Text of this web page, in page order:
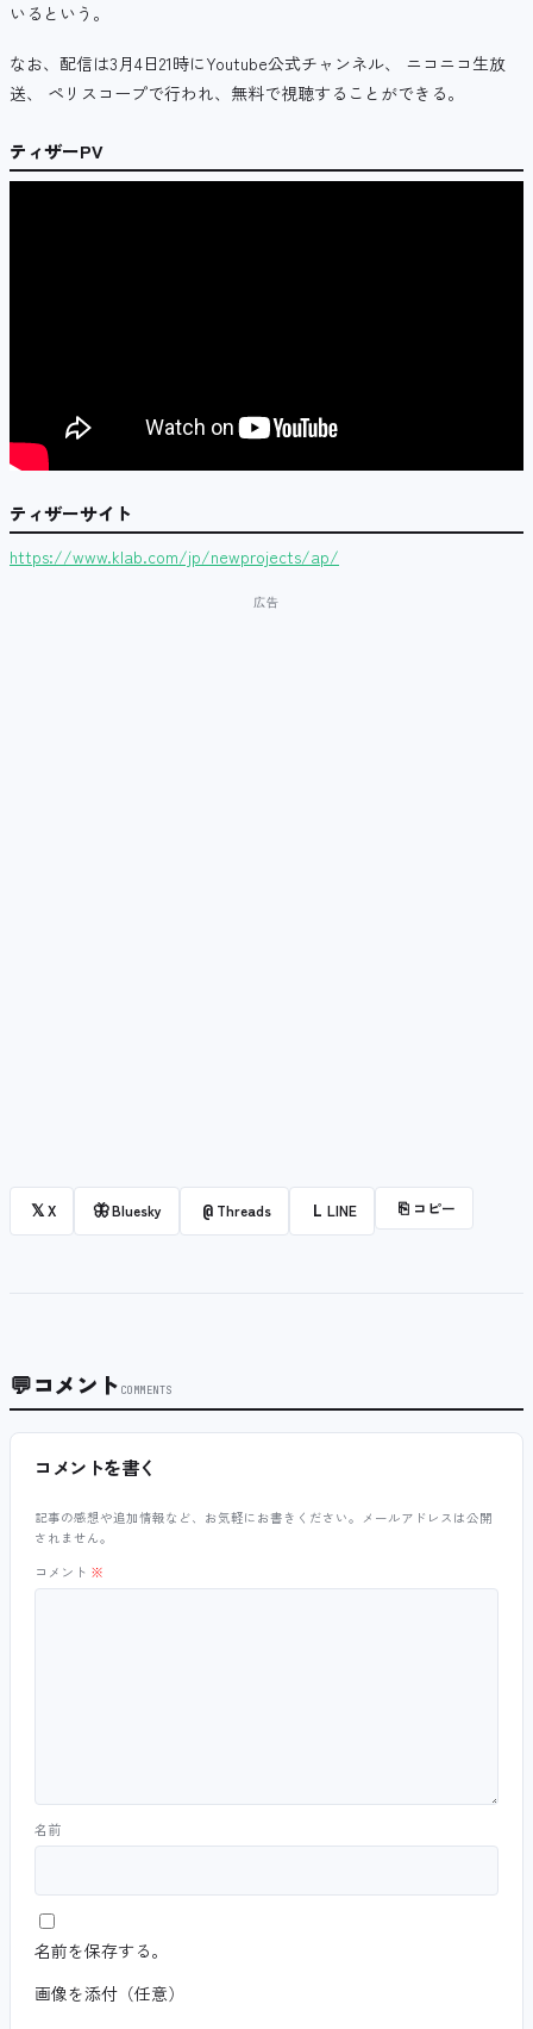
いるという。
なお、配信は3月4日21時にYoutube公式チャンネル、 ニコニコ生放
送、 ペリスコープで行われ、無料で視聴することができる。
ティザーPV
ティザーサイト
https://www.klab.com/jp/newprojects/ap/
𝕏X 🦋Bluesky @ Threads L LINE ⎘ コピー
💬コメント COMMENTS
コメントを書く
記事の感想や追加情報など、お気軽にお書きください。メールアドレスは公開
されません。
コメント ※
名前
名前を保存する。
画像を添付（任意）